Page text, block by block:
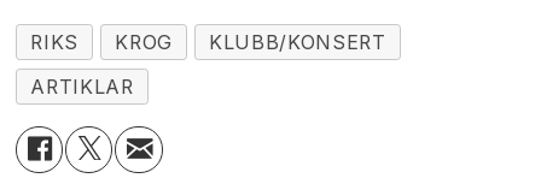
RIKS KROG
KLUBB/KONSERT
ARTIKLAR